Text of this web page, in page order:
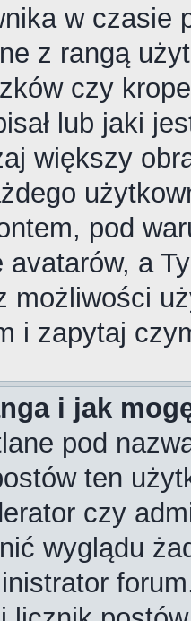
w czasie
z rangą
czy
lub jaki
większy
pod
avatarów, a
możliwości
i zapytaj
i jak
pod
ten
czy
wyglądu